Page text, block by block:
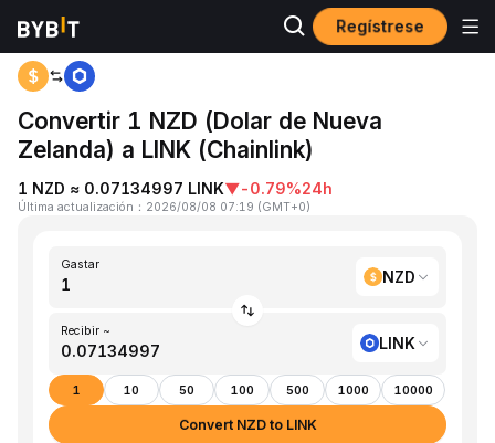
Regístrese
Inicio NZD to LINK
Convertir 1 NZD (Dolar de Nueva
Zelanda) a LINK (Chainlink)
1 NZD ≈ 0.07134997 LINK▼-0.79%24h
Última actualización ： 2026/08/08 07:19 (GMT+0)
Gastar
NZD
Recibir ~
LINK
1 10 50 100 500 1000 10000
Convert NZD to LINK